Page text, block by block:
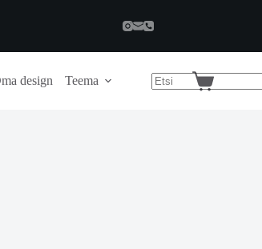
design Teema
Shopping